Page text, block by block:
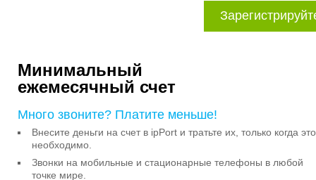
Минимальный
ежемесячный счет
Много звоните? Платите меньше!
Внесите деньги на счет в ipPort и тратьте их, только когда это
необходимо.
Звонки на мобильные и стационарные телефоны в любой
точке мире.